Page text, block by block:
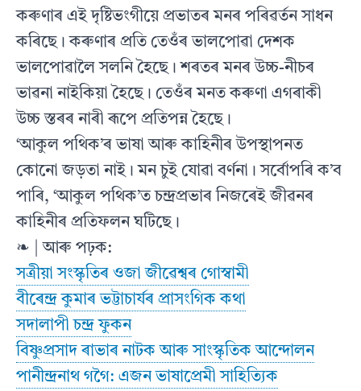
কৰুণাৰ এই দৃষ্টিভংগীয়ে প্ৰভাতৰ মনৰ পৰিৱৰ্তন সাধন
কৰিছে। কৰুণাৰ প্ৰতি তেওঁৰ ভালপোৱা দেশক
ভালপোৱালৈ সলনি হৈছে। শৰতৰ মনৰ উচ্চ-নীচৰ
ভাৱনা নাইকিয়া হৈছে। তেওঁৰ মনত কৰুণা এগৰাকী
উচ্চ স্তৰৰ নাৰী ৰূপে প্ৰতিপন্ন হৈছে।
‘আকুল পথিক’ৰ ভাষা আৰু কাহিনীৰ উপস্থাপনত
কোনো জড়তা নাই। মন চুই যোৱা বৰ্ণনা। সৰ্বোপৰি ক’ব
পাৰি, ‘আকুল পথিক’ত চন্দ্ৰপ্ৰভাৰ নিজৰেই জীৱনৰ
কাহিনীৰ প্ৰতিফলন ঘটিছে।
❧ | আৰু পঢ়ক:
সত্ৰীয়া সংস্কৃতিৰ ওজা জীৱেশ্বৰ গোস্বামী
বীৰেন্দ্ৰ কুমাৰ ভট্টাচাৰ্যৰ প্ৰাসংগিক কথা
সদালাপী চন্দ্ৰ ফুকন
বিষ্ণুপ্ৰসাদ ৰাভাৰ নাটক আৰু সাংস্কৃতিক আন্দোলন
পানীন্দ্ৰনাথ গগৈ: এজন ভাষাপ্ৰেমী সাহিত্যিক